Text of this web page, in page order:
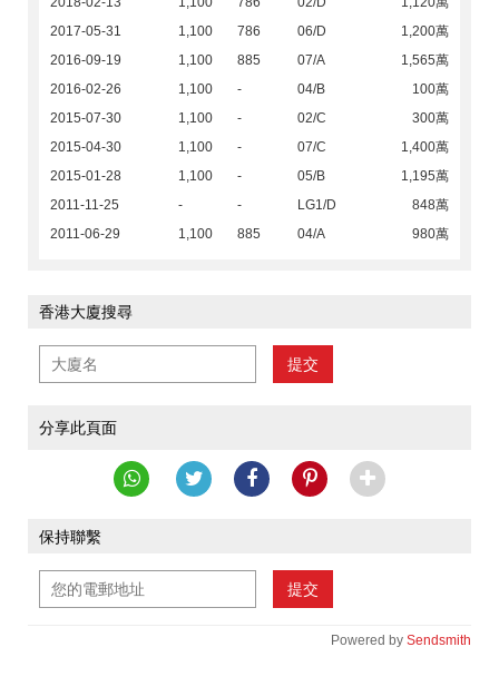
2017-05-31
1,100 786 06/D
1,200萬
2016-09-19
1,100 885 07/A
1,565萬
2016-02-26
1,100 - 04/B
100萬
2015-07-30
1,100 - 02/C
300萬
2015-04-30
1,100 - 07/C
1,400萬
2015-01-28
1,100 - 05/B
1,195萬
2011-11-25
- - LG1/D
848萬
2011-06-29
1,100 885 04/A 980萬
香港大廈搜尋
提交
分享此頁面
保持聯繫
提交
Powered by Sendsmith